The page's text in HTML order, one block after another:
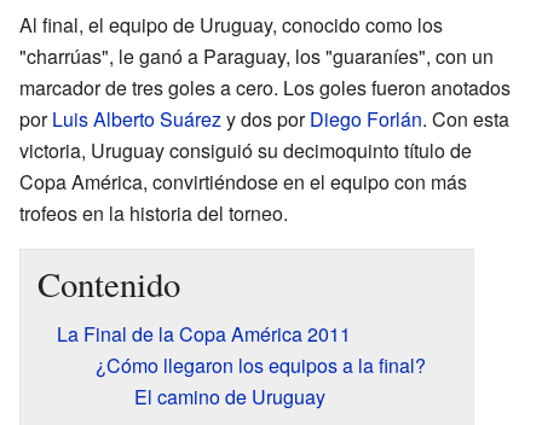
Al final, el equipo de Uruguay, conocido como los
"charrúas", le ganó a Paraguay, los "guaraníes", con un
marcador de tres goles a cero. Los goles fueron anotados
porLuis Alberto Suárezy dos porDiego Forlán. Con esta
victoria, Uruguay consiguió su decimoquinto título de
Copa América, convirtiéndose en el equipo con más
trofeos en la historia del torneo.
Contenido
La Final de la Copa América 2011
¿Cómo llegaron los equipos a la final?
El camino de Uruguay